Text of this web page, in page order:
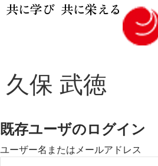
共に学び 共に栄える
久保 武徳
既存ユーザのログイン
ユーザー名またはメールアドレス